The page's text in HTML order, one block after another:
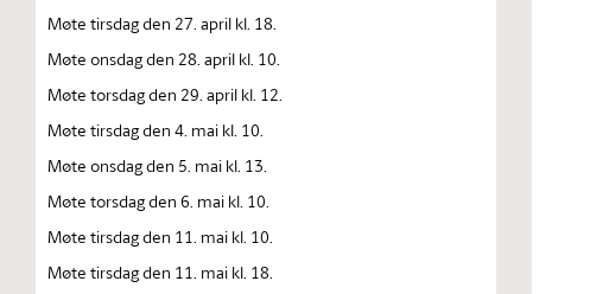
Møte tirsdag den 27. april kl. 18.
Møte onsdag den 28. april kl. 10.
Møte torsdag den 29. april kl. 12.
Møte tirsdag den 4. mai kl. 10.
Møte onsdag den 5. mai kl. 13.
Møte torsdag den 6. mai kl. 10.
Møte tirsdag den 11. mai kl. 10.
Møte tirsdag den 11. mai kl. 18.